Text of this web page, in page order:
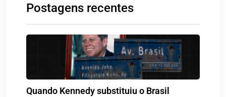
Postagens recentes
Quando Kennedy substituiu o Brasil